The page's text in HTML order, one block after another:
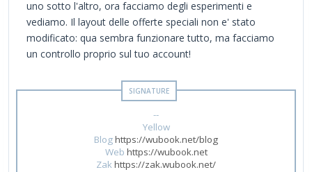
uno sotto l'altro, ora facciamo degli esperimenti e
vediamo. Il layout delle offerte speciali non e' stato
modificato: qua sembra funzionare tutto, ma facciamo
un controllo proprio sul tuo account!
--
Yellow
Bloghttps://wubook.net/blog
Web https://wubook.net
Zakhttps://zak.wubook.net/